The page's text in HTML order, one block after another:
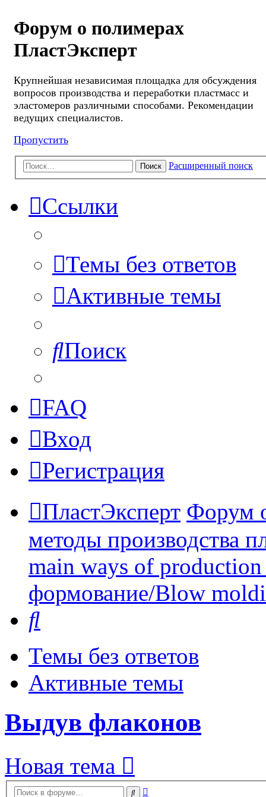
Форум о полимерах
ПластЭксперт
Крупнейшая независимая площадка для обсуждения
вопросов производства и переработки пластмасс и
эластомеров различными способами. Рекомендации
ведущих специалистов.
Пропустить
Поиск Расширенный поиск
Ссылки
Темы без ответов
Активные темы
Поиск
FAQ
Вход
Регистрация
ПластЭксперт Форум
методы производства
main ways of
формование/Blow
Темы без ответов
Активные темы
Выдув флаконов
Новая тема
Поиск